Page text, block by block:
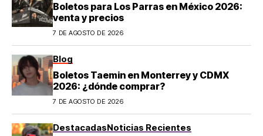
Boletos para Los Parras en México 2026:
venta y precios
7 DE AGOSTO DE 2026
Blog
Boletos Taemin en Monterrey y CDMX
2026: ¿dónde comprar?
7 DE AGOSTO DE 2026
DestacadasNoticias Recientes